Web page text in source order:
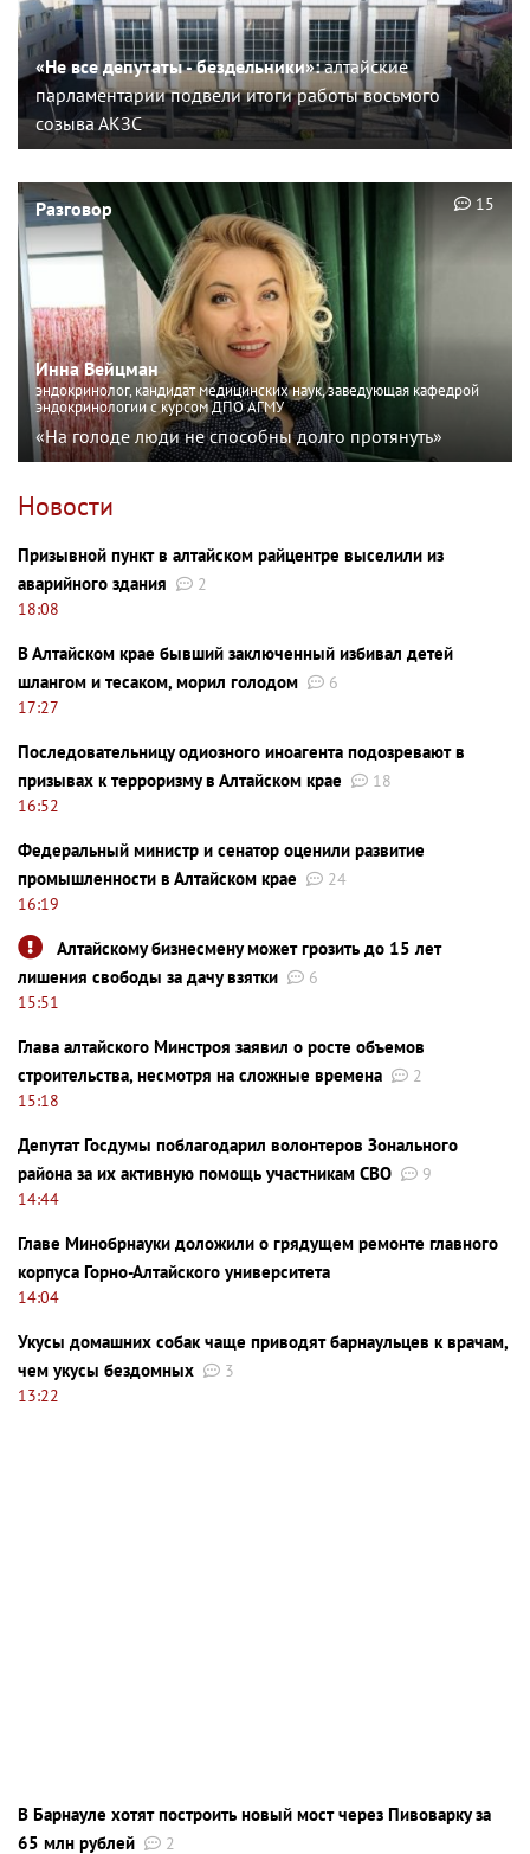
«Не все депутаты - бездельники»:алтайские
парламентарии подвели итоги работы восьмого
созыва АКЗС
Разговор
Инна Вейцман
эндокринолог, кандидат медицинских наук, заведующая кафедрой
эндокринологии с курсом ДПО АГМУ
«На голоде люди не способны долго протянуть»
15
Новости
Призывной пункт в алтайском райцентре выселили из
аварийного здания
2
18:08
В Алтайском крае бывший заключенный избивал детей
шлангом и тесаком, морил голодом
6
17:27
Последовательницу одиозного иноагента подозревают в
призывах к терроризму в Алтайском крае
18
16:52
Федеральный министр и сенатор оценили развитие
промышленности в Алтайском крае
24
16:19
Алтайскому бизнесмену может грозить до 15 лет
лишения свободы за дачу взятки
6
15:51
Глава алтайского Минстроя заявил о росте объемов
строительства, несмотря на сложные времена
2
15:18
Депутат Госдумы поблагодарил волонтеров Зонального
района за их активную помощь участникам СВО
9
14:44
Главе Минобрнауки доложили о грядущем ремонте главного
корпуса Горно-Алтайского университета
14:04
Укусы домашних собак чаще приводят барнаульцев к врачам,
чем укусы бездомных
3
13:22
В Барнауле хотят построить новый мост через Пивоварку за
65 млн рублей
2